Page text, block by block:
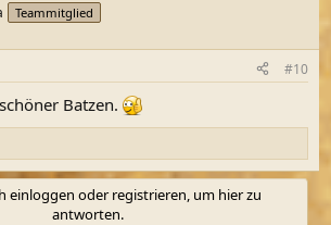
Teammitglied
#10
Batzen.
einloggen oder registrieren, um hier zu
antworten.